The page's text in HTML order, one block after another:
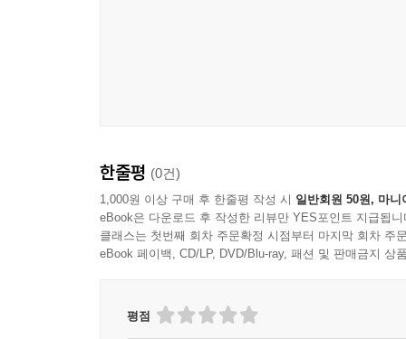
한줄평 (0건)
1,000원 이상 구매 후 한줄평 작성 시 일반회원 50원, 마니
eBook은 다운로드 후 작성한 리뷰만 YES포인트 지급됩니
클래스는 첫번째 회차 주문확정 시점부터 마지막 회차 주
eBook 페이백, CD/LP, DVD/Blu-ray, 패션 및 판매금지 상
평점